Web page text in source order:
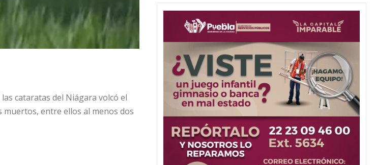
cataratas del Niágara volcó el
entre ellos al menos dos